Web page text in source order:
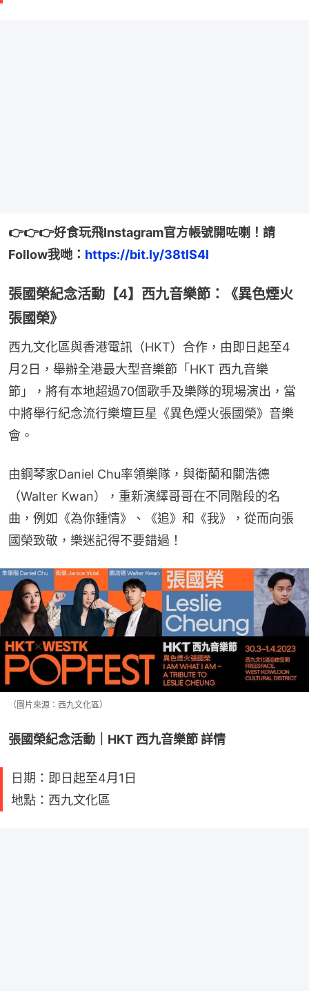
👉👉👉好食玩飛Instagram官方帳號開咗喇！請
Follow我哋： https://bit.ly/38tlS4l
張國榮紀念活動【4】西九音樂節：《異色煙火
張國榮》
西九文化區與香港電訊（HKT）合作，由即日起至4
月2日，舉辦全港最大型音樂節「HKT 西九音樂
節」，將有本地超過70個歌手及樂隊的現場演出，當
中將舉行紀念流行樂壇巨星《異色煙火張國榮》音樂
會。
由鋼琴家Daniel Chu率領樂隊，與衛蘭和關浩德
（Walter Kwan），重新演繹哥哥在不同階段的名
曲，例如《為你鍾情》、《追》和《我》，從而向張
國榮致敬，樂迷記得不要錯過！
（圖片來源：西九文化區）
張國榮紀念活動｜HKT 西九音樂節 詳情
日期：即日起至4月1日
地點：西九文化區